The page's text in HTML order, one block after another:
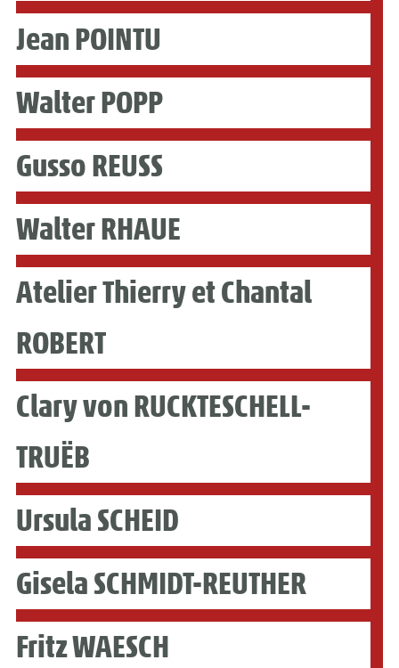
Jean POINTU
Walter POPP
Gusso REUSS
Walter RHAUE
Atelier Thierry et Chantal
ROBERT
Clary von RUCKTESCHELL-
TRUËB
Ursula SCHEID
Gisela SCHMIDT-REUTHER
Fritz WAESCH